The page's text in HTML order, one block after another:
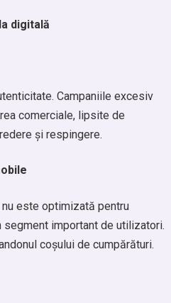
digitală
Campaniile excesiv
comerciale, lipsite de
și respingere.
este optimizată pentru
important de utilizatori.
coșului de cumpărături.